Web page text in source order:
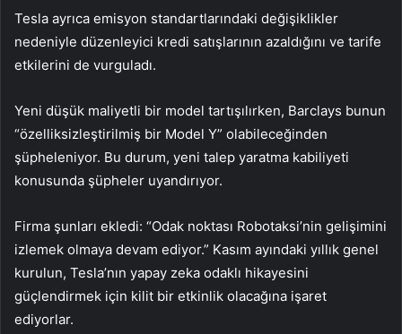
Tesla ayrıca emisyon standartlarındaki değişiklikler
nedeniyle düzenleyici kredi satışlarının azaldığını ve tarife
etkilerini de vurguladı.
Yeni düşük maliyetli bir model tartışılırken, Barclays bunun
“özelliksizleştirilmiş bir Model Y” olabileceğinden
şüpheleniyor. Bu durum, yeni talep yaratma kabiliyeti
konusunda şüpheler uyandırıyor.
Firma şunları ekledi: “Odak noktası Robotaksi’nin gelişimini
izlemek olmaya devam ediyor.” Kasım ayındaki yıllık genel
kurulun, Tesla’nın yapay zeka odaklı hikayesini
güçlendirmek için kilit bir etkinlik olacağına işaret
ediyorlar.